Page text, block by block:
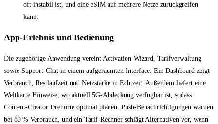
oft instabil ist, und eine eSIM auf mehrere Netze zurückgreifen
kann.
App‑Erlebnis und Bedienung
Die zugehörige Anwendung vereint Activation‑Wizard, Tarifverwaltung
sowie Support‑Chat in einem aufgeräumten Interface. Ein Dashboard zeigt
Verbrauch, Restlaufzeit und Netzstärke in Echtzeit. Außerdem liefert eine
Weltkarte Hinweise, wo aktuell 5G‑Abdeckung verfügbar ist, sodass
Content‑Creator Drehorte optimal planen. Push‑Benachrichtigungen warnen
bei 80 % Verbrauch, und ein Tarif‑Rechner schlägt Alternativen vor, wenn